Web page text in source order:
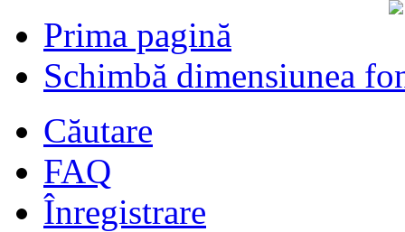
Prima pagină
Schimbă dimensiunea
Căutare
FAQ
Înregistrare